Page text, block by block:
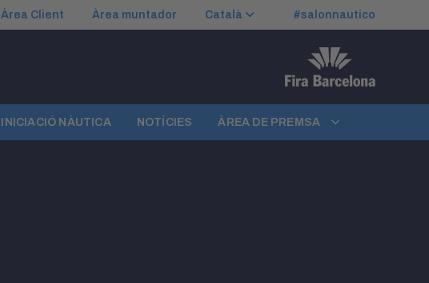
Àrea Client Àrea muntador Català #salonnautico
INICIACIÓ NÀUTICA NOTÍCIES ÀREA DE PREMSA